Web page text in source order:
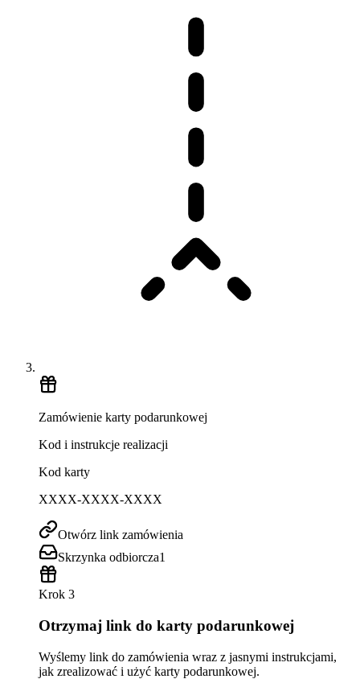
Zamówienie karty podarunkowej
Kod i instrukcje realizacji
Kod karty
XXXX-XXXX-XXXX
Otwórz link zamówienia
Skrzynka odbiorcza1
Krok 3
Otrzymaj link do karty podarunkowej
Wyślemy link do zamówienia wraz z jasnymi instrukcjami,
jak zrealizować i użyć karty podarunkowej.